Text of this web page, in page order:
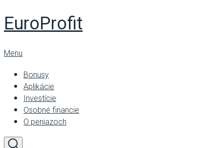
EuroProfit
Menu
Bonusy
Aplikácie
Investície
Osobné financie
O peniazoch